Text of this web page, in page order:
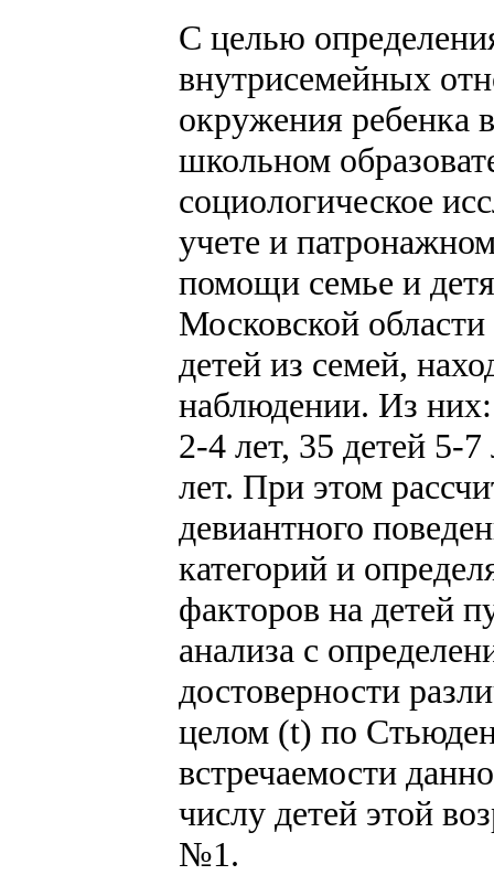
С целью
внутрисемейных
окружения ребенка
школьном
социологическое
учете и
помощи семье и
Московской
детей из семей,
наблюдении. Из них:
2-4 лет, 35 детей 5-
лет. При этом
девиантного
категорий и
факторов на детей
анализа с
достоверности
целом (t) по
встречаемости
числу детей этой
№1.